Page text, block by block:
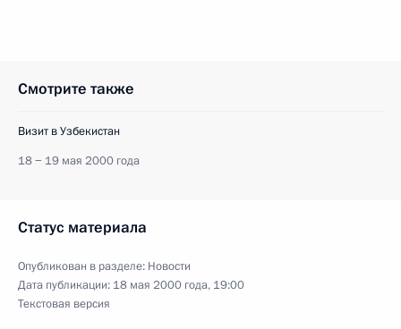
Смотрите также
Визит в Узбекистан
18 − 19 мая 2000 года
Статус материала
Опубликован в разделе: Новости
Дата публикации: 18 мая 2000 года, 19:00
Текстовая версия